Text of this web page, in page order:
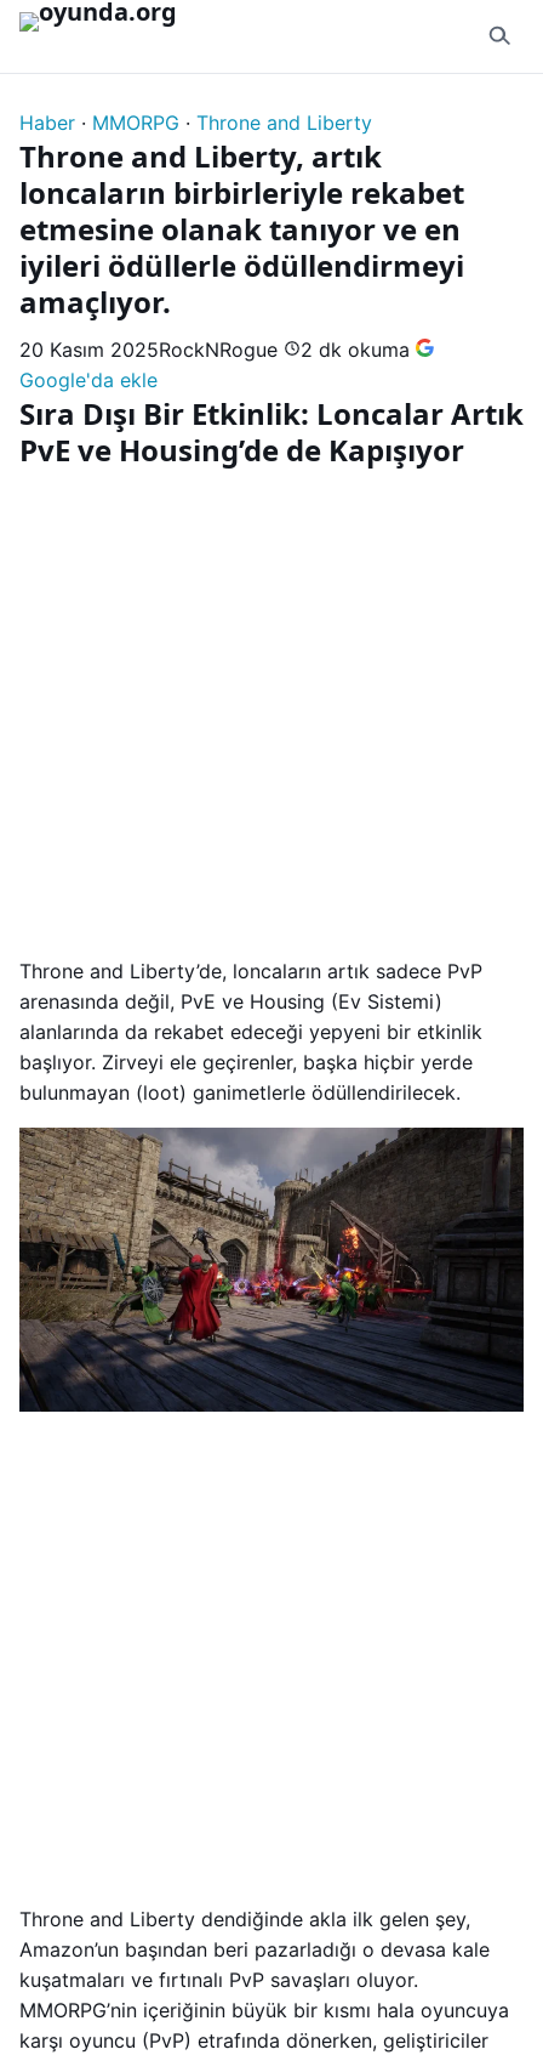
İçeriğe geç
Haber · MMORPG · Throne and Liberty
Throne and Liberty, artık
loncaların birbirleriyle rekabet
etmesine olanak tanıyor ve en
iyileri ödüllerle ödüllendirmeyi
amaçlıyor.
20 Kasım 2025RockNRogue
2 dk okuma
Google'da ekle
Sıra Dışı Bir Etkinlik: Loncalar Artık
PvE ve Housing’de de Kapışıyor
Throne and Liberty’de, loncaların artık sadece PvP
arenasında değil, PvE ve Housing (Ev Sistemi)
alanlarında da rekabet edeceği yepyeni bir etkinlik
başlıyor. Zirveyi ele geçirenler, başka hiçbir yerde
bulunmayan (loot) ganimetlerle ödüllendirilecek.
Throne and Liberty dendiğinde akla ilk gelen şey,
Amazon’un başından beri pazarladığı o devasa kale
kuşatmaları ve fırtınalı PvP savaşları oluyor.
MMORPG’nin içeriğinin büyük bir kısmı hala oyuncuya
karşı oyuncu (PvP) etrafında dönerken, geliştiriciler